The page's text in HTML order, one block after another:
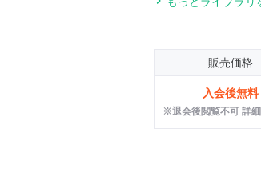
販売価格
入会後無料
※退会後閲覧不可 詳